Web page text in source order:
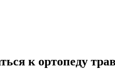
к ортопеду